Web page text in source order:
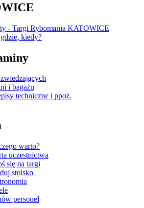
- Targi Rybomania KATOWICE
kiedy?
i bagażu
techniczne i ppoż.
warto?
uczestnictwa
się na targi
stoisko
personel